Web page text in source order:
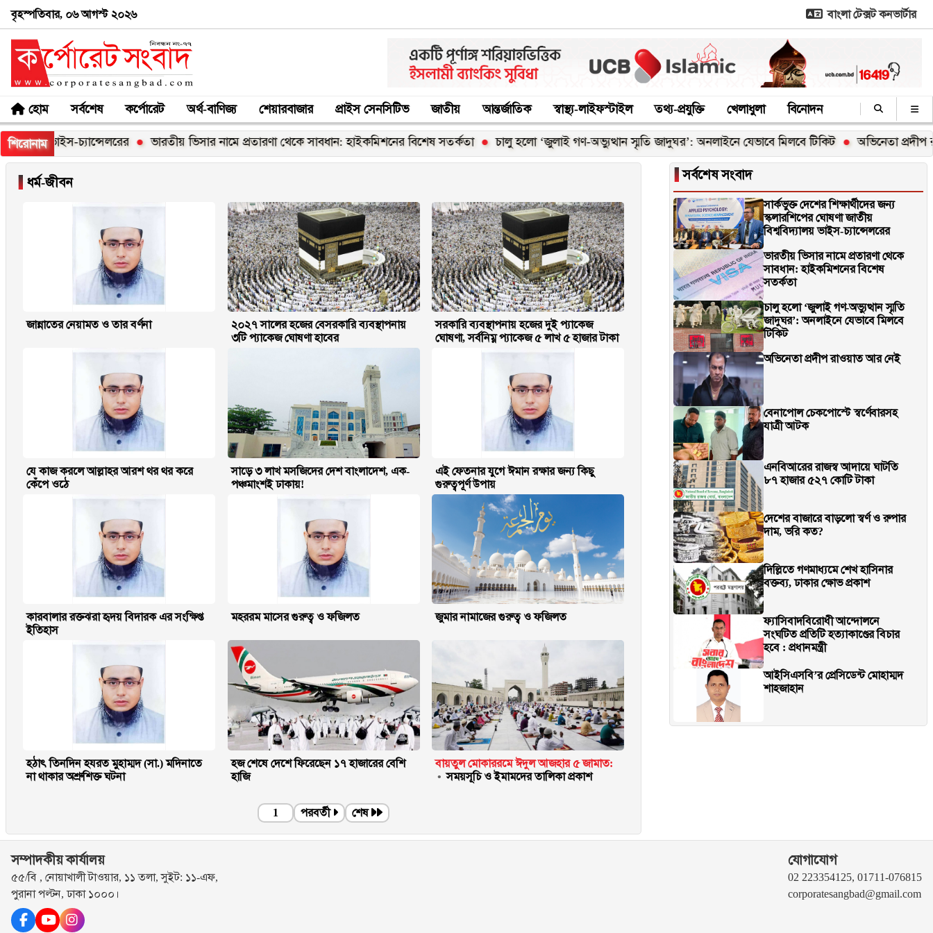
বৃহস্পতিবার, ০৬ আগস্ট ২০২৬ বাংলা টেক্সট কনভার্টার
হোম সর্বশেষ কর্পোরেট অর্থ-বাণিজ্য শেয়ারবাজার প্রাইস সেনসিটিভ জাতীয় আন্তর্জাতিক স্বাস্থ্য-লাইফস্টাইল তথ্য-প্রযুক্তি খেলাধুলা বিনোদন
শিরোনাম
ভাইস-চ্যান্সেলরের ভারতীয় ভিসার নামে প্রতারণা থেকে সাবধান: হাইকমিশনের বিশেষ সতর্কতা চালু হলো ‘জুলাই গণ-অভ্যুত্থান স্মৃতি জাদুঘর’: অনলাইনে যেভাবে মিলবে টিকিট অভিনেতা প্রদীপ
▐ ধর্ম-জীবন
জান্নাতের নেয়ামত ও তার বর্ণনা
২০২৭ সালের হজের বেসরকারি ব্যবস্থাপনায়
৩টি প্যাকেজ ঘোষণা হাবের
সরকারি ব্যবস্থাপনায় হজের দুই প্যাকেজ
ঘোষণা, সর্বনিম্ন প্যাকেজ ৫ লাখ ৫ হাজার টাকা
যে কাজ করলে আল্লাহর আরশ থর থর করে
কেঁপে ওঠে
সাড়ে ৩ লাখ মসজিদের দেশ বাংলাদেশ, এক-
পঞ্চমাংশই ঢাকায়!
এই ফেতনার যুগে ঈমান রক্ষার জন্য কিছু
গুরুত্বপূর্ণ উপায়
কারবালার রক্তঝরা হৃদয় বিদারক এর সংক্ষিপ্ত
ইতিহাস
মহররম মাসের গুরুত্ব ও ফজিলত জুমার নামাজের গুরুত্ব ও ফজিলত
হঠাৎ তিনদিন হযরত মুহাম্মদ (সা.) মদিনাতে
না থাকার অশ্রুশিক্ত ঘটনা
হজ শেষে দেশে ফিরেছেন ১৭ হাজারের বেশি
হাজি
বায়তুল মোকাররমে ঈদুল আজহার ৫ জামাত:
সময়সূচি ও ইমামদের তালিকা প্রকাশ
1 পরবর্তী শেষ
▐সর্বশেষ সংবাদ
সার্কভুক্ত দেশের শিক্ষার্থীদের জন্য
স্কলারশিপের ঘোষণা জাতীয়
বিশ্ববিদ্যালয় ভাইস-চ্যান্সেলরের
ভারতীয় ভিসার নামে প্রতারণা থেকে
সাবধান: হাইকমিশনের বিশেষ
সতর্কতা
চালু হলো ‘জুলাই গণ-অভ্যুত্থান স্মৃতি
জাদুঘর’: অনলাইনে যেভাবে মিলবে
টিকিট
অভিনেতা প্রদীপ রাওয়াত আর নেই
বেনাপোল চেকপোস্টে স্বর্ণেবারসহ
যাত্রী আটক
এনবিআরের রাজস্ব আদায়ে ঘাটতি
৮৭ হাজার ৫২৭ কোটি টাকা
দেশের বাজারে বাড়লো স্বর্ণ ও রুপার
দাম, ভরি কত?
দিল্লিতে গণমাধ্যমে শেখ হাসিনার
বক্তব্য, ঢাকার ক্ষোভ প্রকাশ
ফ্যাসিবাদবিরোধী আন্দোলনে
সংঘটিত প্রতিটি হত্যাকাণ্ডের বিচার
হবে : প্রধানমন্ত্রী
আইসিএসবি’র প্রেসিডেন্ট মোহাম্মদ
শাহজাহান
সম্পাদকীয় কার্যালয়
৫৫/বি , নোয়াখালী টাওয়ার, ১১ তলা, সুইট: ১১-এফ,
পুরানা পল্টন, ঢাকা ১০০০।
যোগাযোগ
02 223354125, 01711-076815
corporatesangbad@gmail.com